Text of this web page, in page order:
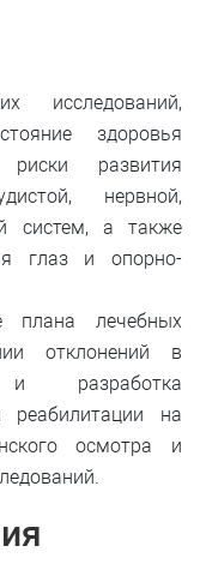
исследований,
здоровья
развития
нервной,
систем, а также
глаз и опорно-
плана лечебных
отклонений в
разработка
реабилитации на
осмотра и